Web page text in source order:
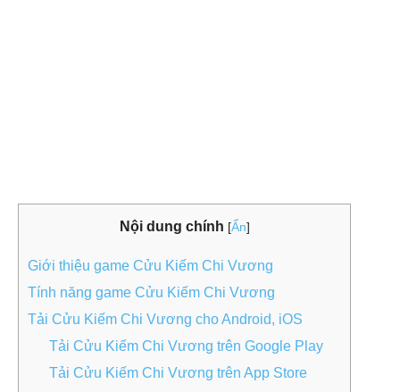
Nội dung chính [Ẩn]
Giới thiệu game Cửu Kiếm Chi Vương
Tính năng game Cửu Kiếm Chi Vương
Tải Cửu Kiếm Chi Vương cho Android, iOS
Tải Cửu Kiếm Chi Vương trên Google Play
Tải Cửu Kiếm Chi Vương trên App Store